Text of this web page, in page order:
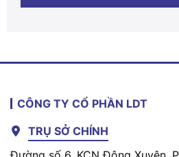
CÔNG TY CỔ PHẦN LDT
TRỤ SỞ CHÍNH